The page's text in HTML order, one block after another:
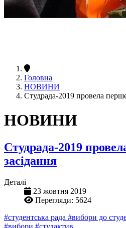
Головна
НОВИНИ
Студрада-2019 провела
НОВИНИ
Студрада-2019
засідання
Деталі
23 жовтня 2019
Перегляди: 5624
#студентська рада #вибори до
#вибори #студактив